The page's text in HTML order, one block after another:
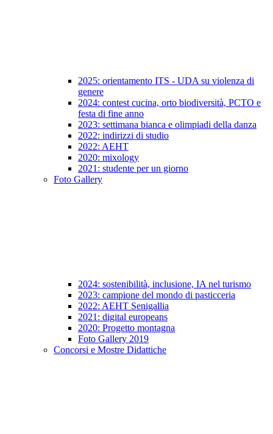
2025: orientamento ITS - UDA su violenza di
genere
2024: contest cucina, orto biodiversità, PCTO e
festa di fine anno
2023: settimana bianca e olimpiadi della danza
2022: indirizzi di studio
2022: AEHT
2020: mixology
2021: studente per un giorno
Foto Gallery
2024: sostenibilità, inclusione, IA nel turismo
2023: campione del mondo di pasticceria
2022: AEHT Senigallia
2021: digital europeans
2020: Progetto montagna
Foto Gallery 2019
Concorsi e Mostre Didattiche